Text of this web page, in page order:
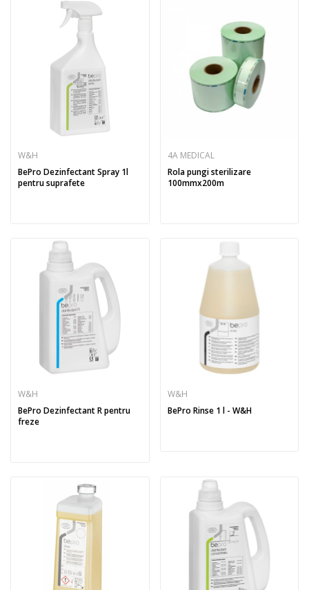
W&H
BePro Dezinfectant Spray 1l
pentru suprafete
4A MEDICAL
Rola pungi sterilizare
100mmx200m
W&H
BePro Dezinfectant R pentru
freze
W&H
BePro Rinse 1 l - W&H